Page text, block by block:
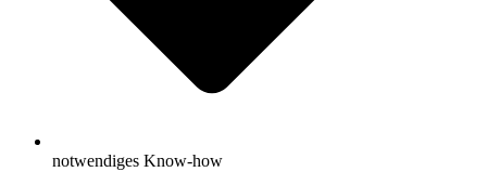
notwendiges Know-how